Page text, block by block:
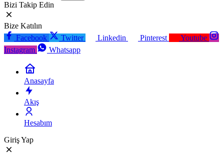
Bizi Takip Edin
Bize Katılın
Facebook
Twitter Linkedin Pinterest
Youtube
Instagram
Whatsapp
Anasayfa
Akış
Hesabım
Giriş Yap